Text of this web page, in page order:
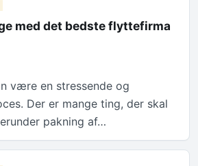
med det bedste flyttefirma
være en stressende og
Der er mange ting, der skal
pakning af…